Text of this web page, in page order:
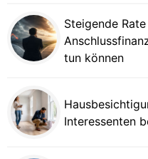
Steigende
tun können
Interessenten